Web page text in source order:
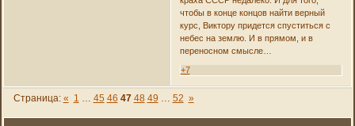
чтобы в конце концов найти верный
курс, Виктору придется спуститься с
небес на землю. И в прямом, и в
переносном смысле…
+7
Страница: « 1 … 45 46 47 48 49 … 52 »